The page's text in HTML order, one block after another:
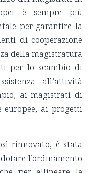
è sempre più
per garantire la
di cooperazione
della magistratura
per lo scambio di
all’attività
ai magistrati di
europee, ai progetti
rinnovato, è stata
l’ordinamento